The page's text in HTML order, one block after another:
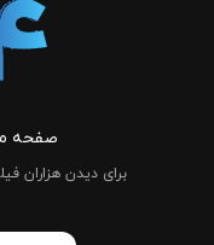
صفحه
برای دیدن هزاران